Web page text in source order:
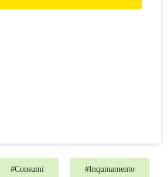
#Consumi #Inquinamento